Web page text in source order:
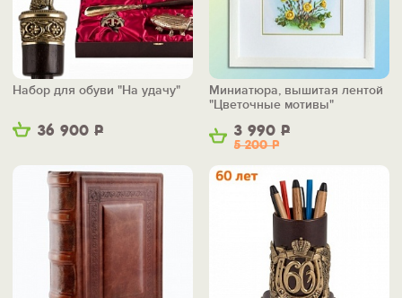
36 900 Р
Набор для обуви "На удачу"
3 990 Р
5 200Р
Миниатюра, вышитая лентой
"Цветочные мотивы"